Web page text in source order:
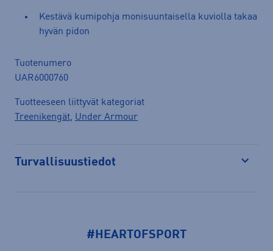
Kestävä kumipohja monisuuntaisella kuviolla takaa
hyvän pidon
Tuotenumero
UAR6000760
Tuotteeseen liittyvät kategoriat
Treenikengät, Under Armour
Turvallisuustiedot
#HEARTOFSPORT